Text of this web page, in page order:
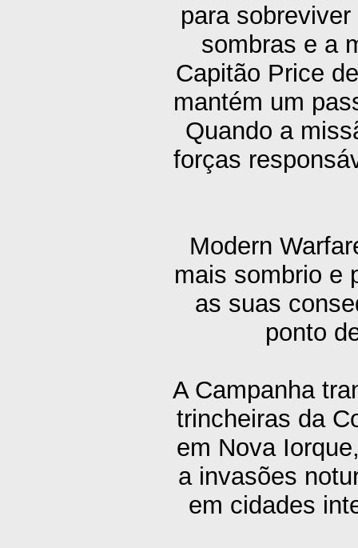
para
sombras e a
Capitão Price
mantém um
Quando a
forças
Modern
mais sombrio e
as suas
ponto
A Campanha
trincheiras da
em Nova
a invasões
em cidades